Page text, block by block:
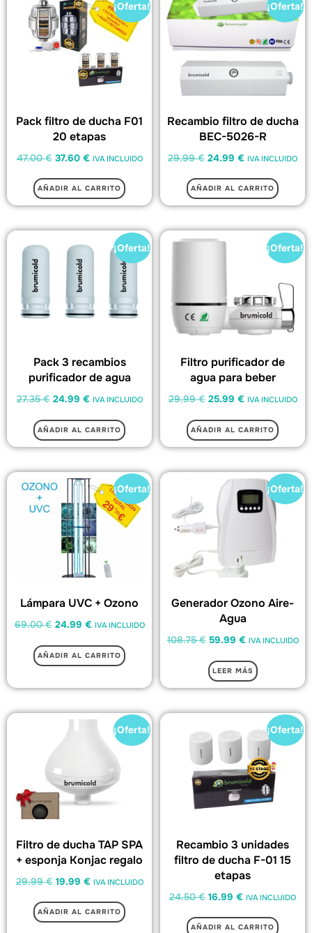
¡Oferta!
Pack filtro de ducha F01
20 etapas
47.00€ 37.60 € IVA INCLUIDO
AÑADIR AL CARRITO
¡Oferta!
Recambio filtro de ducha
BEC-5026-R
29.99€ 24.99 € IVA INCLUIDO
AÑADIR AL CARRITO
¡Oferta!
Pack 3 recambios
purificador de agua
27.35€ 24.99 € IVA INCLUIDO
AÑADIR AL CARRITO
¡Oferta!
Filtro purificador de
agua para beber
29.99€ 25.99 € IVA INCLUIDO
AÑADIR AL CARRITO
¡Oferta!
Lámpara UVC + Ozono
69.00€ 24.99 € IVA INCLUIDO
AÑADIR AL CARRITO
¡Oferta!
Generador Ozono Aire-
Agua
108.75€ 59.99 € IVA INCLUIDO
LEER MÁS
¡Oferta!
Filtro de ducha TAP SPA
+ esponja Konjac regalo
29.99€ 19.99 € IVA INCLUIDO
AÑADIR AL CARRITO
¡Oferta!
Recambio 3 unidades
filtro de ducha F-01 15
etapas
24.50€ 16.99 € IVA INCLUIDO
AÑADIR AL CARRITO